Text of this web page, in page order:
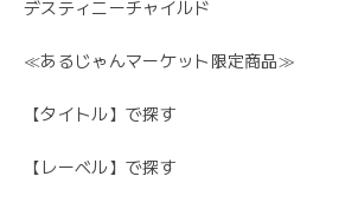
デスティニーチャイルド
≪あるじゃんマーケット限定商品≫
【タイトル】で探す
【レーベル】で探す